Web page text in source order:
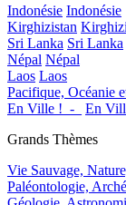
Indonésie Indonésie
Kirghizistan
Sri Lanka Sri Lanka
Népal Népal
Laos Laos
Pacifique, Océanie
En Ville !_-_
En
Grands Thèmes
Vie Sauvage,
Paléontologie,